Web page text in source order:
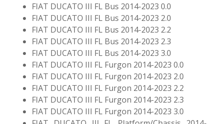
FIAT DUCATO III FL Bus 2014-2023 0.0
FIAT DUCATO III FL Bus 2014-2023 2.0
FIAT DUCATO III FL Bus 2014-2023 2.2
FIAT DUCATO III FL Bus 2014-2023 2.3
FIAT DUCATO III FL Bus 2014-2023 3.0
FIAT DUCATO III FL Furgon 2014-2023 0.0
FIAT DUCATO III FL Furgon 2014-2023 2.0
FIAT DUCATO III FL Furgon 2014-2023 2.2
FIAT DUCATO III FL Furgon 2014-2023 2.3
FIAT DUCATO III FL Furgon 2014-2023 3.0